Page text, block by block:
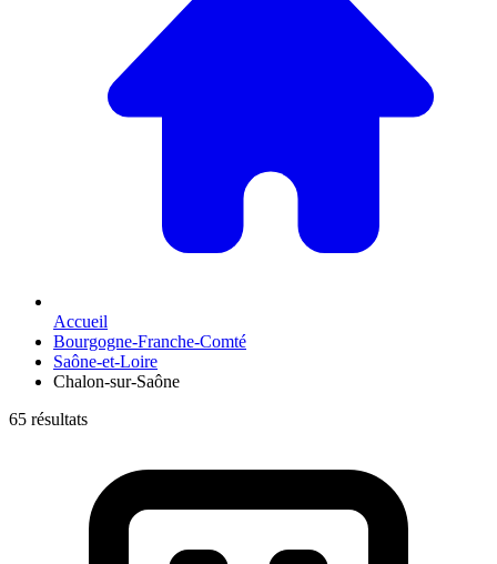
Accueil
Bourgogne-Franche-Comté
Saône-et-Loire
Chalon-sur-Saône
65 résultats